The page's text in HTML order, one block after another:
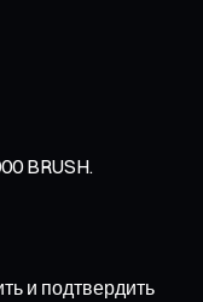
BRUSH.
и подтвердить